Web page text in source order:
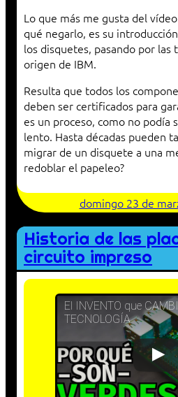
Lo que más me gusta del
qué negarlo, es su
los disquetes, pasando por
origen de IBM.
Resulta que todos los
deben ser certificados para
es un proceso, como no podía
lento. Hasta décadas pueden
migrar de un disquete a una
redoblar el papeleo?
domingo 23 de
Historia de las
circuito impreso
El INVENTO que
TECNOLOGÍA